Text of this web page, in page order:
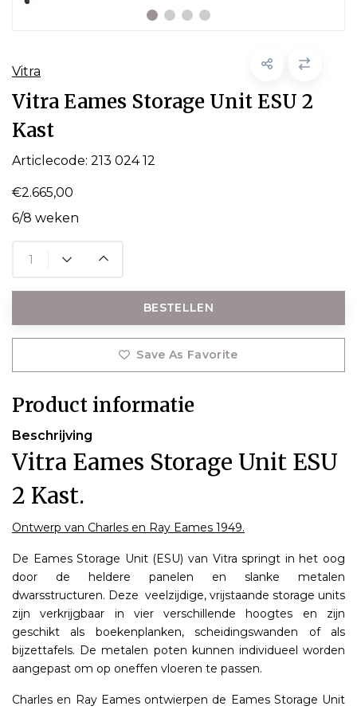
Vitra
Vitra Eames Storage Unit ESU 2
Kast
Articlecode: 213 024 12
€2.665,00
6/8 weken
BESTELLEN
Save As Favorite
Product informatie
Beschrijving
Vitra Eames Storage Unit ESU
2 Kast.
Ontwerp van Charles en Ray Eames 1949.
De Eames Storage Unit (ESU) van Vitra springt in het oog
door de heldere panelen en slanke metalen
dwarsstructuren. Deze veelzijdige, vrijstaande storage units
zijn verkrijgbaar in vier verschillende hoogtes en zijn
geschikt als boekenplanken, scheidingswanden of als
bijzettafels. De metalen poten kunnen individueel worden
aangepast om op oneffen vloeren te passen.
Charles en Ray Eames ontwierpen de Eames Storage Unit